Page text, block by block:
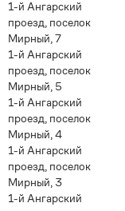
1-й Ангарский
проезд, поселок
Мирный, 7
1-й Ангарский
проезд, поселок
Мирный, 5
1-й Ангарский
проезд, поселок
Мирный, 4
1-й Ангарский
проезд, поселок
Мирный, 3
1-й Ангарский